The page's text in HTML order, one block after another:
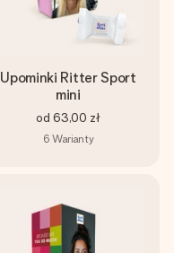
Upominki Ritter Sport
mini
od 63,00 zł
6 Warianty